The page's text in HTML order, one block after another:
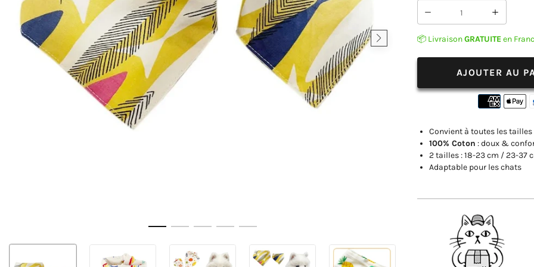
Réduire
quantité
pour
Blanc
pour
Chien
📦 LivraisonGRATUITEen
AJOUTER AU
Convient à toutes les tailles
100% Coton : doux &
2 tailles : 18-23 cm / 23-37
Adaptable pour les chats